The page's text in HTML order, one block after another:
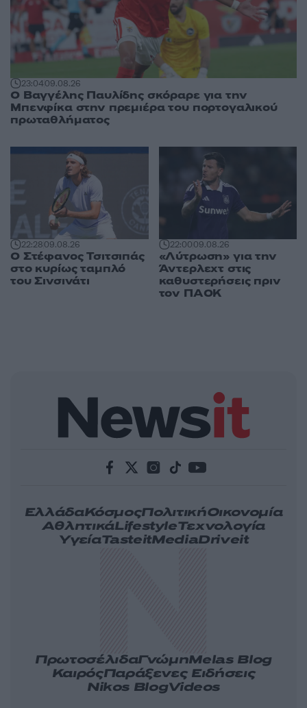
23:0409.08.26
Ο Βαγγέλης Παυλίδης σκόραρε για την
Μπενφίκα στην πρεμιέρα του πορτογαλικού
πρωταθλήματος
22:2809.08.26
Ο Στέφανος Τσιτσιπάς
στο κυρίως ταμπλό
του Σινσινάτι
22:0009.08.26
«Λύτρωση» για την
Άντερλεχτ στις
καθυστερήσεις πριν
τον ΠΑΟΚ
ΕλλάδαΚόσμοςΠολιτικήΟικονομία
ΑθλητικάLifestyleΤεχνολογία
ΥγείαTasteitMediaDriveit
ΠρωτοσέλιδαΓνώμηMelas Blog
ΚαιρόςΠαράξενες Ειδήσεις
Nikos BlogVideos